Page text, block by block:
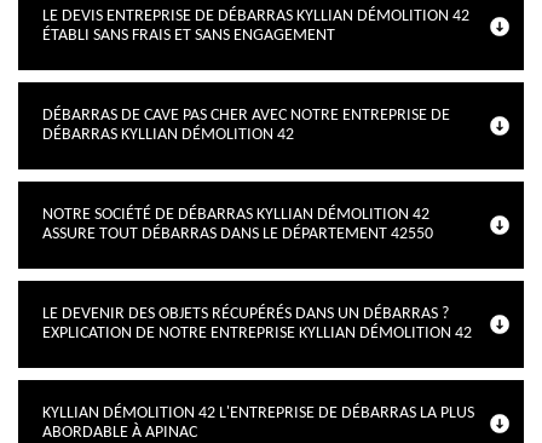
LE DEVIS ENTREPRISE DE DÉBARRAS KYLLIAN DÉMOLITION 42
ÉTABLI SANS FRAIS ET SANS ENGAGEMENT
DÉBARRAS DE CAVE PAS CHER AVEC NOTRE ENTREPRISE DE
DÉBARRAS KYLLIAN DÉMOLITION 42
NOTRE SOCIÉTÉ DE DÉBARRAS KYLLIAN DÉMOLITION 42
ASSURE TOUT DÉBARRAS DANS LE DÉPARTEMENT 42550
LE DEVENIR DES OBJETS RÉCUPÉRÉS DANS UN DÉBARRAS ?
EXPLICATION DE NOTRE ENTREPRISE KYLLIAN DÉMOLITION 42
KYLLIAN DÉMOLITION 42 L'ENTREPRISE DE DÉBARRAS LA PLUS
ABORDABLE À APINAC